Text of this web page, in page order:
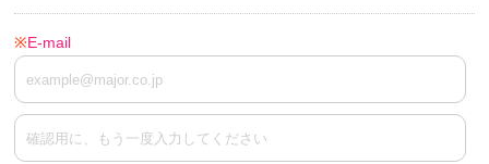
※E-mail